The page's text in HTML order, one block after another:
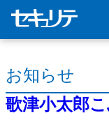
お知らせ
歌津小太郎